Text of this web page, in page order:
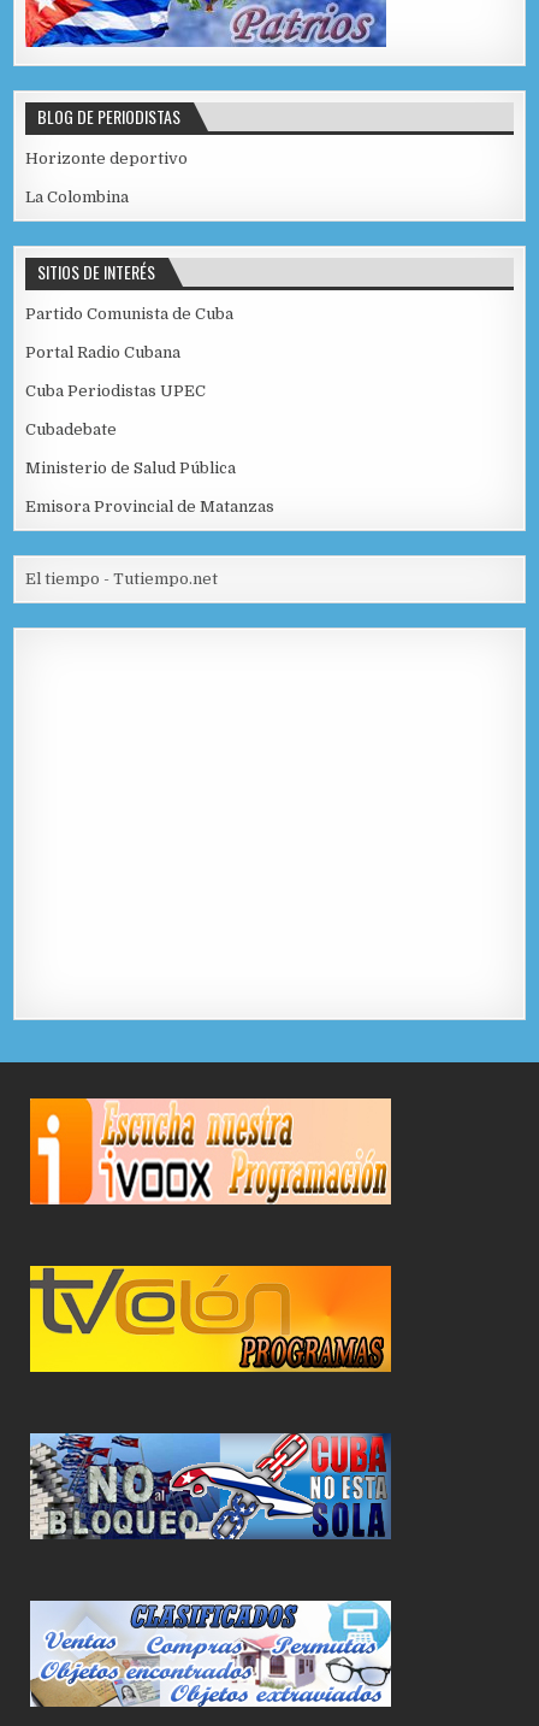
BLOG DE PERIODISTAS
Horizonte deportivo
La Colombina
SITIOS DE INTERÉS
Partido Comunista de Cuba
Portal Radio Cubana
Cuba Periodistas UPEC
Cubadebate
Ministerio de Salud Pública
Emisora Provincial de Matanzas
El tiempo - Tutiempo.net